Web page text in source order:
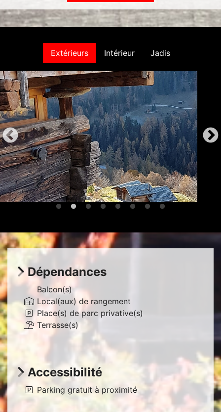
Extérieurs Intérieur Jadis
Vue
extérieure
Dépendances
Local(aux) de rangement
Place(s) de parc privative(s)
Terrasse(s)